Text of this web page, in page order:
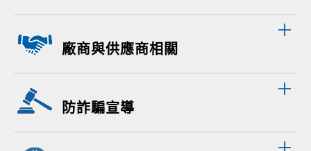
廠商與供應商相關
防詐騙宣導